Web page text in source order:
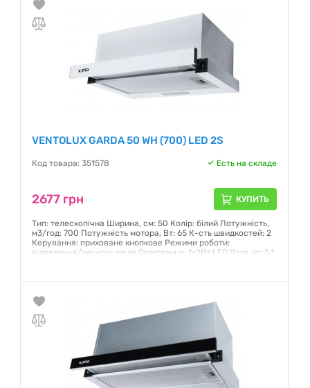
VENTOLUX GARDA 50 WH (700) LED 2S
Код товара: 351578 Есть на складе
2677 грн КУПИТЬ
Тип: телескопічна Ширина, см: 50 Колір: білий Потужність,
м3/год: 700 Потужність мотора, Вт: 65 К-сть швидкостей: 2
Керування: приховане кнопкове Режими роботи:
відведення/рециркуляція Освітлення: 1х2Вт LED Вага, кг: 5,1